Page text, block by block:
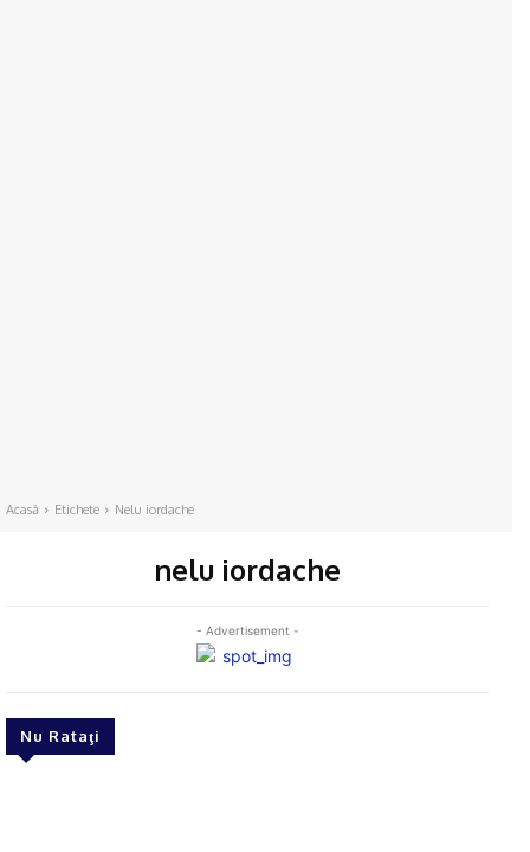
Acasă Etichete Nelu iordache
nelu iordache
- Advertisement -
Nu Rataţi